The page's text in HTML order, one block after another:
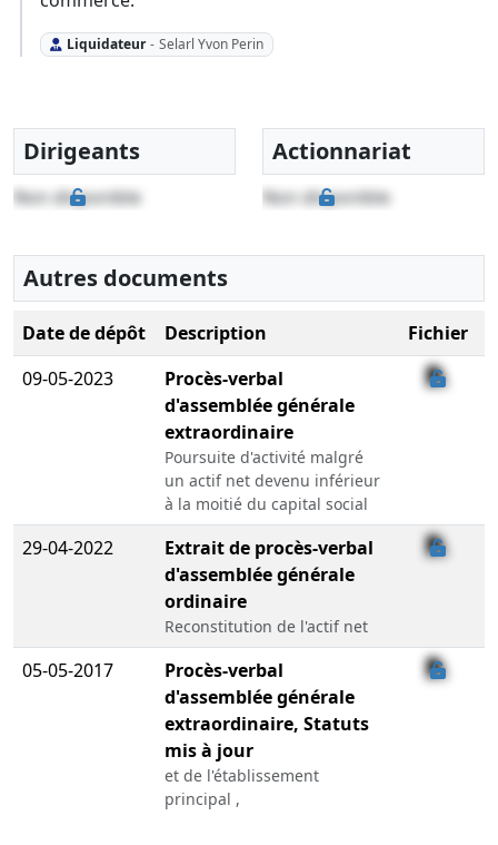
Liquidateur - Selarl Yvon Perin
Dirigeants
Non disponible
Actionnariat
Non disponible
Autres documents
Date de dépôt Description
Fichier
09-05-2023
Procès-verbal
d'assemblée générale
extraordinaire
Poursuite d'activité malgré
un actif net devenu inférieur
à la moitié du capital social
29-04-2022
Extrait de procès-verbal
d'assemblée générale
ordinaire
Reconstitution de l'actif net
05-05-2017
Procès-verbal
d'assemblée générale
extraordinaire, Statuts
mis à jour
et de l'établissement
principal ,